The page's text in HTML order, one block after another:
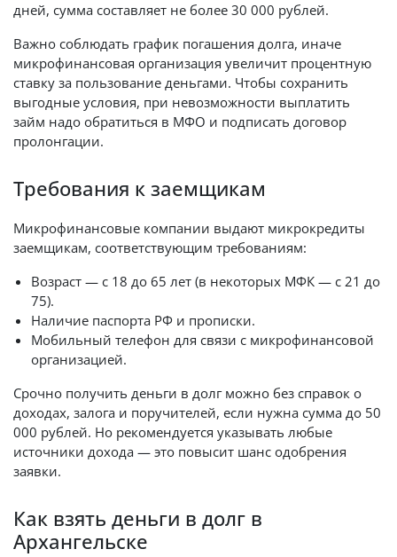
дней, сумма составляет не более 30 000 рублей.
Важно соблюдать график погашения долга, иначе
микрофинансовая организация увеличит процентную
ставку за пользование деньгами. Чтобы сохранить
выгодные условия, при невозможности выплатить
займ надо обратиться в МФО и подписать договор
пролонгации.
Требования к заемщикам
Микрофинансовые компании выдают микрокредиты
заемщикам, соответствующим требованиям:
Возраст — с 18 до 65 лет (в некоторых МФК — с 21 до
75).
Наличие паспорта РФ и прописки.
Мобильный телефон для связи с микрофинансовой
организацией.
Срочно получить деньги в долг можно без справок о
доходах, залога и поручителей, если нужна сумма до 50
000 рублей. Но рекомендуется указывать любые
источники дохода — это повысит шанс одобрения
заявки.
Как взять деньги в долг в
Архангельске